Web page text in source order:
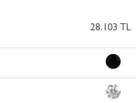
28.103 TL